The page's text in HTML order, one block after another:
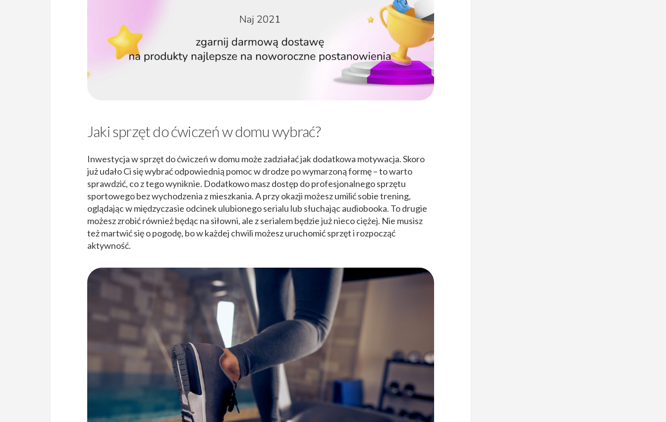
Jaki sprzęt do ćwiczeń w domu wybrać?
Inwestycja w sprzęt do ćwiczeń w domu może zadziałać jak dodatkowa motywacja. Skoro
już udało Ci się wybrać odpowiednią pomoc w drodze po wymarzoną formę – to warto
sprawdzić, co z tego wyniknie. Dodatkowo masz dostęp do profesjonalnego sprzętu
sportowego bez wychodzenia z mieszkania. A przy okazji możesz umilić sobie trening,
oglądając w międzyczasie odcinek ulubionego serialu lub słuchając audiobooka. To drugie
możesz zrobić również będąc na siłowni, ale z serialem będzie już nieco ciężej. Nie musisz
też martwić się o pogodę, bo w każdej chwili możesz uruchomić sprzęt i rozpocząć
aktywność.